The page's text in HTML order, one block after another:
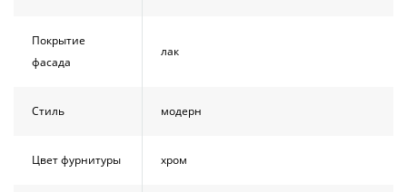
Покрытие
фасада
лак
Стиль модерн
Цвет фурнитуры хром